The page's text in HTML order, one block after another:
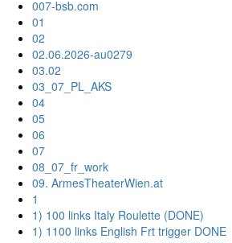
007-bsb.com
01
02
02.06.2026-au0279
03.02
03_07_PL_AKS
04
05
06
07
08_07_fr_work
09. ArmesTheaterWien.at
1
1) 100 links Italy Roulette (DONE)
1) 1100 links English Frt trigger DONE